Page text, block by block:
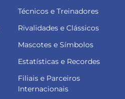
Técnicos e Treinadores
Rivalidades e Clássicos
Mascotes e Símbolos
Estatísticas e Recordes
Filiais e Parceiros
Internacionais